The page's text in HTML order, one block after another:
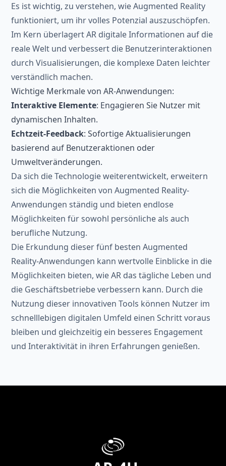
Es ist wichtig, zu verstehen, wie Augmented Reality
funktioniert, um ihr volles Potenzial auszuschöpfen.
Im Kern überlagert AR digitale Informationen auf die
reale Welt und verbessert die Benutzerinteraktionen
durch Visualisierungen, die komplexe Daten leichter
verständlich machen.
Wichtige Merkmale von AR-Anwendungen:
Interaktive Elemente: Engagieren Sie Nutzer mit
dynamischen Inhalten.
Echtzeit-Feedback: Sofortige Aktualisierungen
basierend auf Benutzeraktionen oder
Umweltveränderungen.
Da sich die Technologie weiterentwickelt, erweitern
sich die Möglichkeiten von Augmented Reality-
Anwendungen ständig und bieten endlose
Möglichkeiten für sowohl persönliche als auch
berufliche Nutzung.
Die Erkundung dieser fünf besten Augmented
Reality-Anwendungen kann wertvolle Einblicke in die
Möglichkeiten bieten, wie AR das tägliche Leben und
die Geschäftsbetriebe verbessern kann. Durch die
Nutzung dieser innovativen Tools können Nutzer im
schnelllebigen digitalen Umfeld einen Schritt voraus
bleiben und gleichzeitig ein besseres Engagement
und Interaktivität in ihren Erfahrungen genießen.